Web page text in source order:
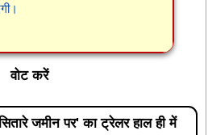
वोट करें
जमीन पर' का ट्रेलर हाल ही में